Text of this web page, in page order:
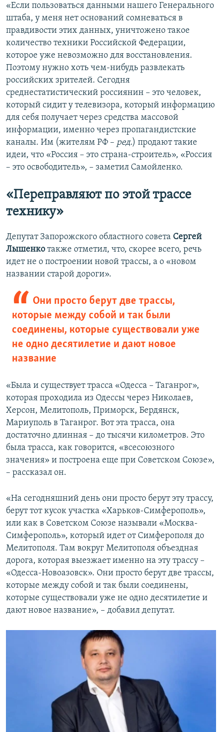
«Если пользоваться данными нашего Генерального
штаба, у меня нет оснований сомневаться в
правдивости этих данных, уничтожено такое
количество техники Российской Федерации,
которое уже невозможно для восстановления.
Поэтому нужно хоть чем-нибудь развлекать
российских зрителей. Сегодня
среднестатистический россиянин – это человек,
который сидит у телевизора, который информацию
для себя получает через средства массовой
информации, именно через пропагандистские
каналы. Им (жителям РФ – ред.) продают такие
идеи, что «Россия – это страна-строитель», «Россия
– это освободитель», – заметил Самойленко.
«Переправляют по этой трассе
технику»
Депутат Запорожского областного совета Сергей
Лышенко также отметил, что, скорее всего, речь
идет не о построении новой трассы, а о «новом
названии старой дороги».
Они просто берут две трассы,
которые между собой и так были
соединены, которые существовали уже
не одно десятилетие и дают новое
название
«Была и существует трасса «Одесса – Таганрог»,
которая проходила из Одессы через Николаев,
Херсон, Мелитополь, Приморск, Бердянск,
Мариуполь в Таганрог. Вот эта трасса, она
достаточно длинная – до тысячи километров. Это
была трасса, как говорится, «всесоюзного
значения» и построена еще при Советском Союзе»,
– рассказал он.
«На сегодняшний день они просто берут эту трассу,
берут тот кусок участка «Харьков-Симферополь»,
или как в Советском Союзе называли «Москва-
Симферополь», который идет от Симферополя до
Мелитополя. Там вокруг Мелитополя объездная
дорога, которая выезжает именно на эту трассу –
«Одесса-Новоазовск». Они просто берут две трассы,
которые между собой и так были соединены,
которые существовали уже не одно десятилетие и
дают новое название», – добавил депутат.